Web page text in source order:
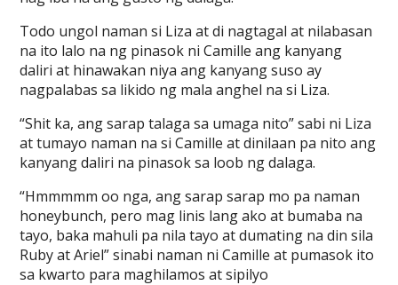
Todo ungol naman si Liza at di nagtagal at nilabasan
na ito lalo na ng pinasok ni Camille ang kanyang
daliri at hinawakan niya ang kanyang suso ay
nagpalabas sa likido ng mala anghel na si Liza.
“Shit ka, ang sarap talaga sa umaga nito” sabi ni Liza
at tumayo naman na si Camille at dinilaan pa nito ang
kanyang daliri na pinasok sa loob ng dalaga.
“Hmmmmm oo nga, ang sarap sarap mo pa naman
honeybunch, pero mag linis lang ako at bumaba na
tayo, baka mahuli pa nila tayo at dumating na din sila
Ruby at Ariel” sinabi naman ni Camille at pumasok ito
sa kwarto para maghilamos at sipilyo